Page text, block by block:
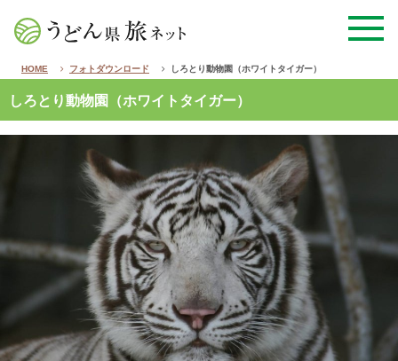
HOME フォトダウンロード しろとり動物園（ホワイトタイガー）
しろとり動物園（ホワイトタイガー）